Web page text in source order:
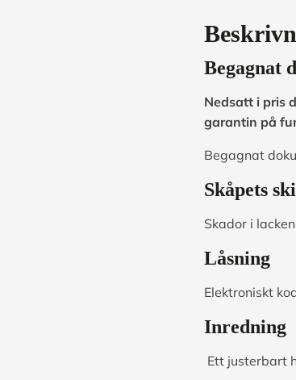
Begagnat
Nedsatt i pris
garantin på
Begagnat
Skåpets
Skador i
Låsning
Elektroniskt
Inredning
Ett justerbart